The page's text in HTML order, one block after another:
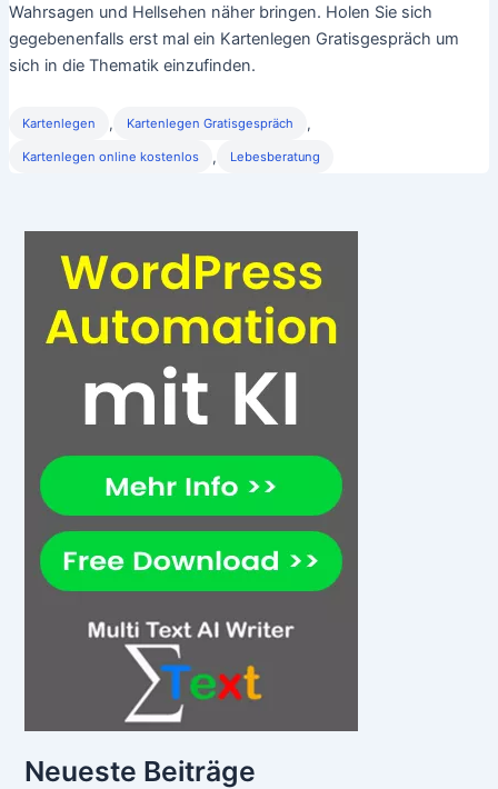
Wahrsagen und Hellsehen näher bringen. Holen Sie sich
gegebenenfalls erst mal ein Kartenlegen Gratisgespräch um
sich in die Thematik einzufinden.
Kartenlegen , Kartenlegen Gratisgespräch ,
Kartenlegen online kostenlos , Lebesberatung
Neueste Beiträge